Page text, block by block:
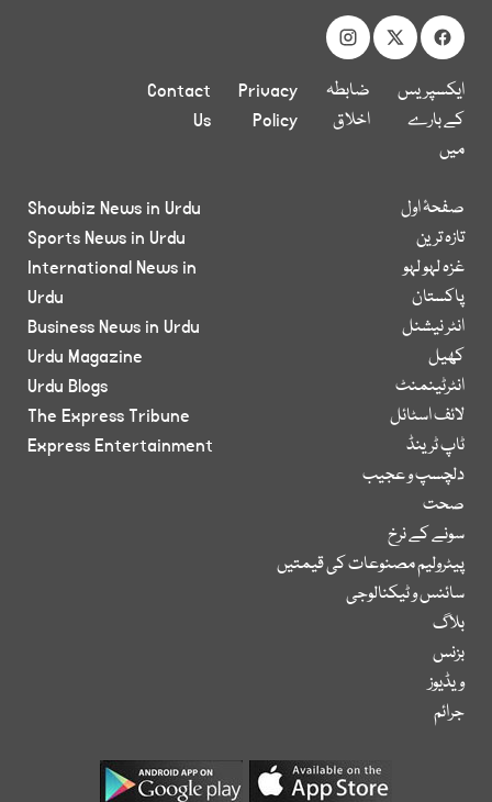
ایکسپریس
کے بارے
میں
ضابطہ
اخلاق
Privacy
Policy
Contact
Us
صفحۂ اول
تازہ ترین
غزہ لہو لہو
پاکستان
انٹر نیشنل
کھیل
انٹرٹینمنٹ
لائف اسٹائل
ٹاپ ٹرینڈ
دلچسپ و عجیب
صحت
سونے کے نرخ
پیٹرولیم مصنوعات کی قیمتیں
سائنس و ٹیکنالوجی
بلاگ
بزنس
ویڈیوز
جرائم
Showbiz News in Urdu
Sports News in Urdu
International News in
Urdu
Business News in Urdu
Urdu Magazine
Urdu Blogs
The Express Tribune
Express Entertainment